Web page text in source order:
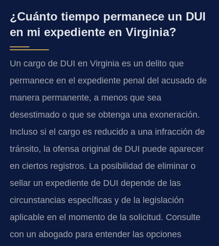
¿Cuánto tiempo permanece un DUI
en mi expediente en Virginia?
Un cargo de DUI en Virginia es un delito que
permanece en el expediente penal del acusado de
manera permanente, a menos que sea
desestimado o que se obtenga una exoneración.
Incluso si el cargo es reducido a una infracción de
tránsito, la ofensa original de DUI puede aparecer
en ciertos registros. La posibilidad de eliminar o
sellar un expediente de DUI depende de las
circunstancias específicas y de la legislación
aplicable en el momento de la solicitud. Consulte
con un abogado para entender las opciones